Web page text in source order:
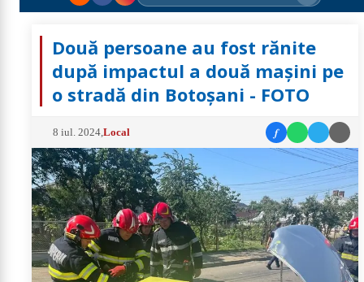
Două persoane au fost rănite
după impactul a două mașini pe
o stradă din Botoșani - FOTO
8 iul. 2024 ,Local f